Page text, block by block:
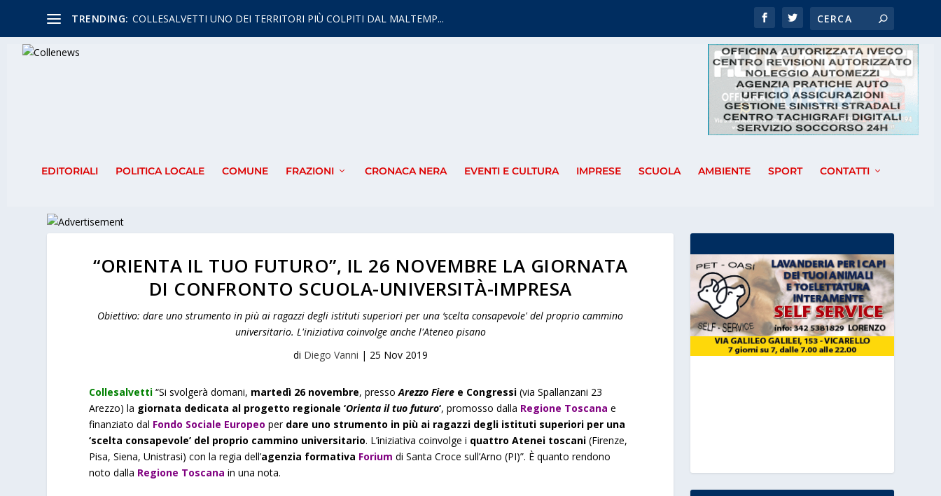
TRENDING: COLLESALVETTI UNO DEI TERRITORI PIÙ COLPITI DAL MALTEMP...
EDITORIALI POLITICA LOCALE COMUNE FRAZIONI CRONACA NERA EVENTI E CULTURA IMPRESE SCUOLA AMBIENTE SPORT CONTATTI
“ORIENTA IL TUO FUTURO”, IL 26 NOVEMBRE LA GIORNATA
DI CONFRONTO SCUOLA-UNIVERSITÀ-IMPRESA
Obiettivo: dare uno strumento in più ai ragazzi degli istituti superiori per una ‘scelta consapevole' del proprio cammino
universitario. L'iniziativa coinvolge anche l'Ateneo pisano
di Diego Vanni | 25 Nov 2019
Collesalvetti“Si svolgerà domani, martedì 26 novembre, pressoArezzo Fiere e Congressi (via Spallanzani 23
Arezzo) la giornata dedicata al progetto regionale ‘Orienta il tuo futuro‘, promosso dalla Regione Toscana e
finanziato dal Fondo Sociale Europeo perdare uno strumento in più ai ragazzi degli istituti superiori per una
‘scelta consapevole’ del proprio cammino universitario. L’iniziativa coinvolge i quattro Atenei toscani (Firenze,
Pisa, Siena, Unistrasi) con la regia dell’agenzia formativa Forium di Santa Croce sull’Arno (PI)”. È quanto rendono
noto dalla Regione Toscanain una nota.